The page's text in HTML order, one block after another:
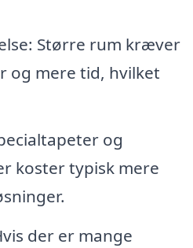
Større rum kræver
og mere tid, hvilket
og
koster typisk mere
der er mange